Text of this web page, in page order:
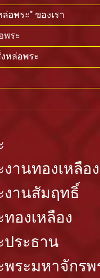
อพระ" ของเรา
พระ
หล่อพระ
านทองเหลือง
งานสัมฤทธิ์
องเหลือง
ระธาน
พระมหาจักรพ